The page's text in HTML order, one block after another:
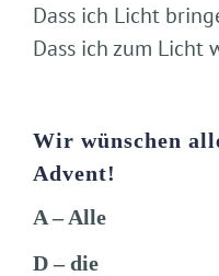
Dass ich Licht
Dass ich zum Licht
Wir wünschen
Advent!
A – Alle
D – die